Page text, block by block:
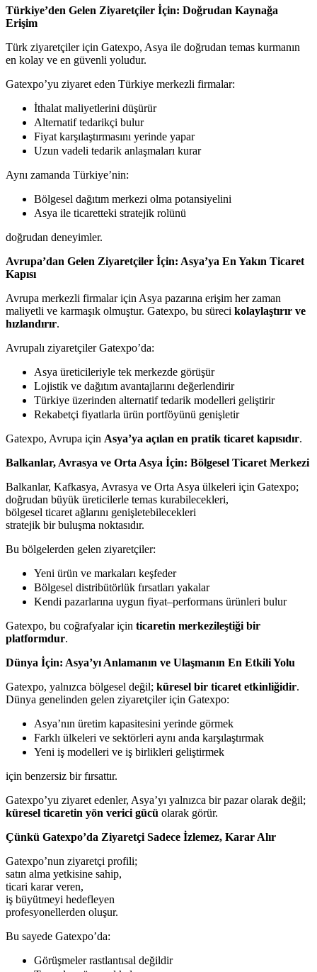
Türkiye’den Gelen Ziyaretçiler İçin: Doğrudan Kaynağa
Erişim
Türk ziyaretçiler için Gatexpo, Asya ile doğrudan temas kurmanın
en kolay ve en güvenli yoludur.
Gatexpo’yu ziyaret eden Türkiye merkezli firmalar:
İthalat maliyetlerini düşürür
Alternatif tedarikçi bulur
Fiyat karşılaştırmasını yerinde yapar
Uzun vadeli tedarik anlaşmaları kurar
Aynı zamanda Türkiye’nin:
Bölgesel dağıtım merkezi olma potansiyelini
Asya ile ticaretteki stratejik rolünü
doğrudan deneyimler.
Avrupa’dan Gelen Ziyaretçiler İçin: Asya’ya En Yakın Ticaret
Kapısı
Avrupa merkezli firmalar için Asya pazarına erişim her zaman
maliyetli ve karmaşık olmuştur. Gatexpo, bu süreci kolaylaştırır ve
hızlandırır.
Avrupalı ziyaretçiler Gatexpo’da:
Asya üreticileriyle tek merkezde görüşür
Lojistik ve dağıtım avantajlarını değerlendirir
Türkiye üzerinden alternatif tedarik modelleri geliştirir
Rekabetçi fiyatlarla ürün portföyünü genişletir
Gatexpo, Avrupa için Asya’ya açılan en pratik ticaret kapısıdır.
Balkanlar, Avrasya ve Orta Asya İçin: Bölgesel Ticaret Merkezi
Balkanlar, Kafkasya, Avrasya ve Orta Asya ülkeleri için Gatexpo;
doğrudan büyük üreticilerle temas kurabilecekleri,
bölgesel ticaret ağlarını genişletebilecekleri
stratejik bir buluşma noktasıdır.
Bu bölgelerden gelen ziyaretçiler:
Yeni ürün ve markaları keşfeder
Bölgesel distribütörlük fırsatları yakalar
Kendi pazarlarına uygun fiyat–performans ürünleri bulur
Gatexpo, bu coğrafyalar için ticaretin merkezileştiği bir
platformdur.
Dünya İçin: Asya’yı Anlamanın ve Ulaşmanın En Etkili Yolu
Gatexpo, yalnızca bölgesel değil; küresel bir ticaret etkinliğidir.
Dünya genelinden gelen ziyaretçiler için Gatexpo:
Asya’nın üretim kapasitesini yerinde görmek
Farklı ülkeleri ve sektörleri aynı anda karşılaştırmak
Yeni iş modelleri ve iş birlikleri geliştirmek
için benzersiz bir fırsattır.
Gatexpo’yu ziyaret edenler, Asya’yı yalnızca bir pazar olarak değil;
küresel ticaretin yön verici gücü olarak görür.
Çünkü Gatexpo’da Ziyaretçi Sadece İzlemez, Karar Alır
Gatexpo’nun ziyaretçi profili;
satın alma yetkisine sahip,
ticari karar veren,
iş büyütmeyi hedefleyen
profesyonellerden oluşur.
Bu sayede Gatexpo’da:
Görüşmeler rastlantısal değildir